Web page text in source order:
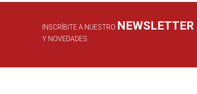
INSCRÍBITE A NUESTRO NEWSLETTER
Y NOVEDADES